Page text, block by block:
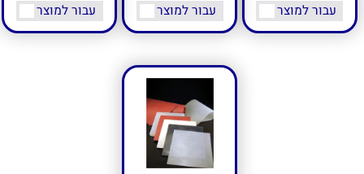
עבור למוצר
עבור למוצר עבור למוצר